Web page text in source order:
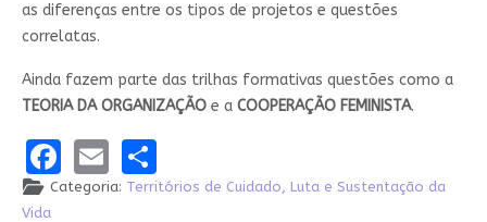
as diferenças entre os tipos de projetos e questões
correlatas.
Ainda fazem parte das trilhas formativas questões como a
TEORIA DA ORGANIZAÇÃOe aCOOPERAÇÃO FEMINISTA.
Facebook
EmailShare
Categoria: Territórios de Cuidado, Luta e Sustentação da
Vida